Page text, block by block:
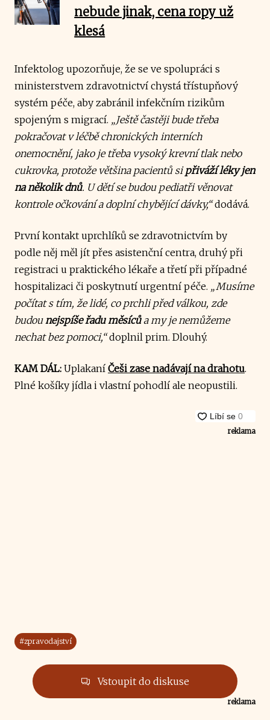
nebude jinak, cena ropy už
klesá
Infektolog upozorňuje, že se ve spolupráci s
ministerstvem zdravotnictví chystá třístupňový
systém péče, aby zabránil infekčním rizikům
spojeným s migrací. „Ještě častěji bude třeba
pokračovat v léčbě chronických interních
onemocnění, jako je třeba vysoký krevní tlak nebo
cukrovka, protože většina pacientů sipřiváží léky jen
na několik dnů. U dětí se budou pediatři věnovat
kontrole očkování a doplní chybějící dávky,“dodává.
První kontakt uprchlíků se zdravotnictvím by
podle něj měl jít přes asistenční centra, druhý při
registraci u praktického lékaře a třetí při případné
hospitalizaci či poskytnutí urgentní péče. „Musíme
počítat s tím, že lidé, co prchli před válkou, zde
budou nejspíše řadu měsícůa my je nemůžeme
nechat bez pomoci,“doplnil prim. Dlouhý.
KAM DÁL: Uplakaní Češi zase nadávají na drahotu.
Plné košíky jídla i vlastní pohodlí ale neopustili.
reklama
#zpravodajství
Vstoupit do diskuse
reklama